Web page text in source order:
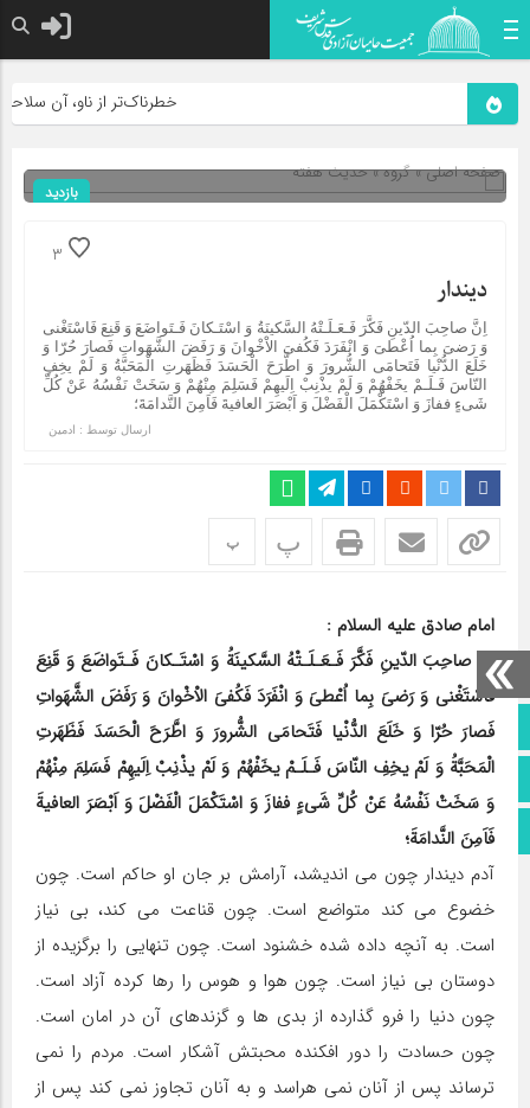
صفحه نخست
تماس با ما
اطلاعات سایت
خطرناک‌تر از ناو، آن سلاحی
صفحه اصلی» گروه »حديث هفته
بازدید
3
دين‏دار
اِنَّ صاحِبَ الدّينِ فَكَّرَ فَـعَـلَـتْهُ السَّكينَةُ وَ اسْتَـكانَ فَـتَواضَعَ وَ قَنِعَ فَاسْتَغْنى
وَ رَضىَ بِما اُعْطىَ وَ انْفَرَدَ فَكُفىَ الاْخْوانَ وَ رَفَضَ الشَّهَواتِ فَصارَ حُرّا وَ
خَلَعَ الدُّنْيا فَتَحامَى الشُّرورَ وَ اطَّرَحَ الْحَسَدَ فَظَهَرتِ الْمَحَبَّةُ وَ لَمْ يخِفِ
النّاسَ فَـلَـمْ يخَفْهُمْ وَ لَمْ يذْنِبْ اِلَيهِمْ فَسَلِمَ مِنْهُمْ وَ سَخَتْ نَفْسُهُ عَنْ كُلِّ
شَى‏ءٍ ففازَ وَ اسْتَكْمَلَ الْفَضْلَ وَ اَبْصَرَ العافيةَ فَاَمِنَ النَّدامَةَ؛
ارسال توسط : ادمین
پ پ
امام صادق عليه ‏السلام :
اِنَّ صاحِبَ الدّينِ فَكَّرَ فَـعَـلَـتْهُ السَّكينَةُ وَ اسْتَـكانَ فَـتَواضَعَ وَ قَنِعَ
فَاسْتَغْنى وَ رَضىَ بِما اُعْطىَ وَ انْفَرَدَ فَكُفىَ الاْخْوانَ وَ رَفَضَ الشَّهَواتِ
فَصارَ حُرّا وَ خَلَعَ الدُّنْيا فَتَحامَى الشُّرورَ وَ اطَّرَحَ الْحَسَدَ فَظَهَرتِ
الْمَحَبَّةُ وَ لَمْ يخِفِ النّاسَ فَـلَـمْ يخَفْهُمْ وَ لَمْ يذْنِبْ اِلَيهِمْ فَسَلِمَ مِنْهُمْ
وَ سَخَتْ نَفْسُهُ عَنْ كُلِّ شَى‏ءٍ ففازَ وَ اسْتَكْمَلَ الْفَضْلَ وَ اَبْصَرَ العافيةَ
فَاَمِنَ النَّدامَةَ؛
آدم دين‏دار چون مى ‏انديشد، آرامش بر جان او حاكم است. چون
خضوع مى‏ كند متواضع است. چون قناعت مى ‏كند، بى ‏نياز
است. به آنچه داده شده خشنود است. چون تنهايى را برگزيده از
دوستان بى ‏نياز است. چون هوا و هوس را رها كرده آزاد است.
چون دنيا را فرو گذارده از بدى ‏ها و گزندهاى آن در امان است.
چون حسادت را دور افكنده محبتش آشكار است. مردم را نمى
‏ترساند پس از آنان نمى ‏هراسد و به آنان تجاوز نمى ‏كند پس از